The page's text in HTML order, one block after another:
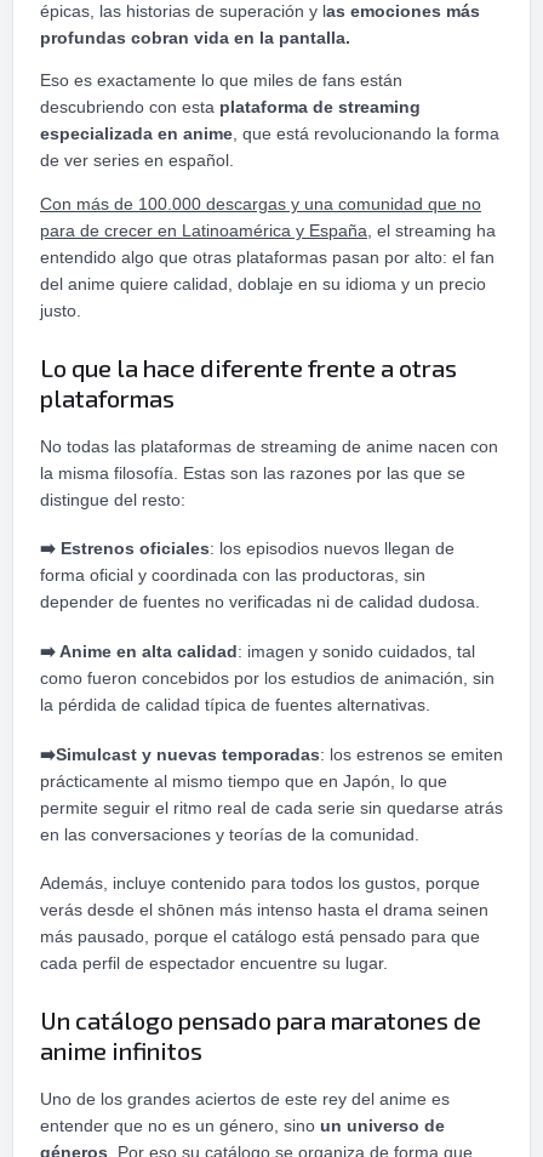
épicas, las historias de superación y las emociones más
profundas cobran vida en la pantalla.
Eso es exactamente lo que miles de fans están
descubriendo con esta plataforma de streaming
especializada en anime, que está revolucionando la forma
de ver series en español.
Con más de 100.000 descargas y una comunidad que no
para de crecer en Latinoamérica y España , el streaming ha
entendido algo que otras plataformas pasan por alto: el fan
del anime quiere calidad, doblaje en su idioma y un precio
justo.
Lo que la hace diferente frente a otras
plataformas
No todas las plataformas de streaming de anime nacen con
la misma filosofía. Estas son las razones por las que se
distingue del resto:
➡️ Estrenos oficiales: los episodios nuevos llegan de
forma oficial y coordinada con las productoras, sin
depender de fuentes no verificadas ni de calidad dudosa.
➡️Anime en alta calidad: imagen y sonido cuidados, tal
como fueron concebidos por los estudios de animación, sin
la pérdida de calidad típica de fuentes alternativas.
➡️Simulcast y nuevas temporadas: los estrenos se emiten
prácticamente al mismo tiempo que en Japón, lo que
permite seguir el ritmo real de cada serie sin quedarse atrás
en las conversaciones y teorías de la comunidad.
Además, incluye contenido para todos los gustos, porque
verás desde el shōnen más intenso hasta el drama seinen
más pausado, porque el catálogo está pensado para que
cada perfil de espectador encuentre su lugar.
Un catálogo pensado para maratones de
anime infinitos
Uno de los grandes aciertos de este rey del anime es
entender que no es un género, sino un universo de
géneros . Por eso su catálogo se organiza de forma que